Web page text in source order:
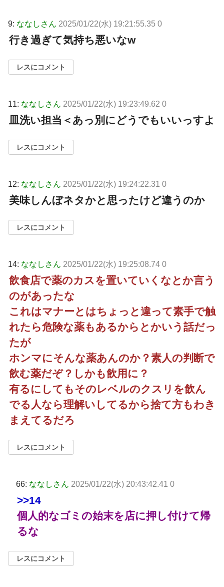
9: ななしさん 2025/01/22(水) 19:21:55.35 0
行き過ぎて気持ち悪いなw
レスにコメント
11: ななしさん 2025/01/22(水) 19:23:49.62 0
皿洗い担当＜あっ別にどうでもいいっすよ
レスにコメント
12: ななしさん 2025/01/22(水) 19:24:22.31 0
美味しんぼネタかと思ったけど違うのか
レスにコメント
14: ななしさん 2025/01/22(水) 19:25:08.74 0
飲食店で薬のカスを置いていくなとか言う
のがあったな
これはマナーとはちょっと違って素手で触
れたら危険な薬もあるからとかいう話だっ
たが
ホンマにそんな薬あんのか？素人の判断で
飲む薬だぞ？しかも飲用に？
有るにしてもそのレベルのクスリを飲ん
でる人なら理解いしてるから捨て方もわき
まえてるだろ
レスにコメント
66: ななしさん 2025/01/22(水) 20:43:42.41 0
>>14
個人的なゴミの始末を店に押し付けて帰
るな
レスにコメント